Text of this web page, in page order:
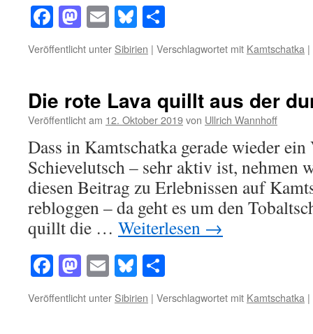
Facebook
Mastodon
EmailBluesky
Veröffentlicht unter Sibirien | Verschlagwortet mit Kamtschatka |
Die rote Lava quillt aus der
Veröffentlicht am 12. Oktober 2019von Ullrich Wannhoff
Dass in Kamtschatka gerade wieder
Schievelutsch – sehr aktiv ist, nehmen
diesen Beitrag zu Erlebnissen auf
rebloggen – da geht es um den
quillt die … Weiterlesen →
Facebook
Mastodon
EmailBluesky
Veröffentlicht unter Sibirien | Verschlagwortet mit Kamtschatka |